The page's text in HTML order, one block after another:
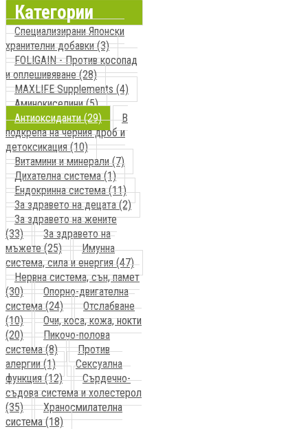
Категории
Специализирани Японски
хранителни добавки (3)
FOLIGAIN - Против косопад
и оплешивяване (28)
MAXLIFE Supplements (4)
Аминокиселини (5)
Антиоксиданти (29)
В
подкрепа на черния дроб и
детоксикация (10)
Витамини и минерали (7)
Дихателна система (1)
Ендокринна система (11)
За здравето на децата (2)
За здравето на жените
(33)
За здравето на
мъжете (25)
Имунна
система, сила и енергия (47)
Нервна система, сън, памет
(30)
Опорно-двигателна
система (24)
Отслабване
(10)
Очи, коса, кожа, нокти
(20)
Пикочо-полова
система (8)
Против
алергии (1)
Сексуална
функция (12)
Сърдечно-
съдова система и холестерол
(35)
Храносмилателна
система (18)